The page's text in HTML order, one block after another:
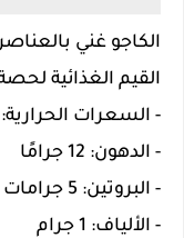
الكاجو غني
القيم الغذائية لحصة
- السعرات الحرارية: 157 سعرًا حراريًا
- الدهون: 12 جرامًا
- البروتين: 5 جرامات
- الألياف: 1 جرام